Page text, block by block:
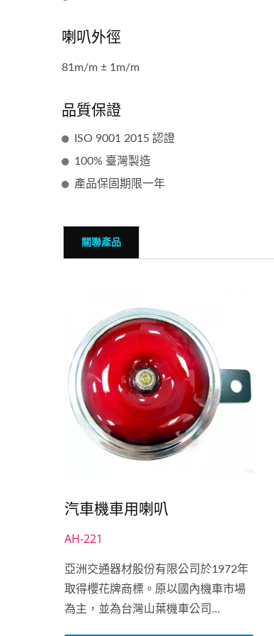
喇叭外徑
81m/m ± 1m/m
品質保證
ISO 9001 2015 認證
100% 臺灣製造
產品保固期限一年
關聯產品
汽車機車用喇叭
AH-221
亞洲交通器材股份有限公司於1972年
取得櫻花牌商標。原以國內機車市場
為主，並為台灣山葉機車公司